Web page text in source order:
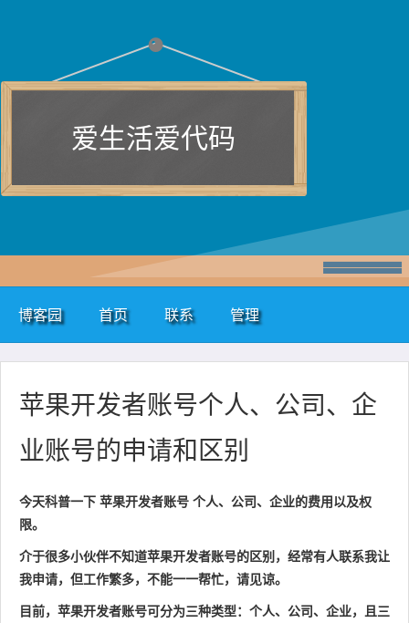
爱生活爱代码
博客园 首页 联系 管理
苹果开发者账号个人、公司、企
业账号的申请和区别
今天科普一下 苹果开发者账号 个人、公司、企业的费用以及权
限。
介于很多小伙伴不知道苹果开发者账号的区别，经常有人联系我让
我申请，但工作繁多，不能一一帮忙，请见谅。
目前，苹果开发者账号可分为三种类型：个人、公司、企业，且三